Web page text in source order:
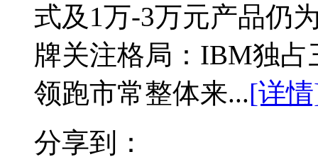
式及1万-3万元产品仍
牌关注格局：IBM独
领跑市常整体来...[详
分享到：